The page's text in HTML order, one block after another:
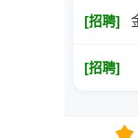
[招聘]
[招聘]